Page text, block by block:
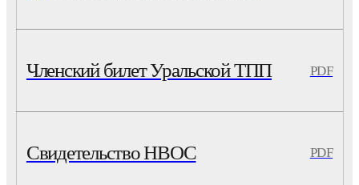
Членский билет Уральской ТПП PDF
Свидетельство НВОС PDF